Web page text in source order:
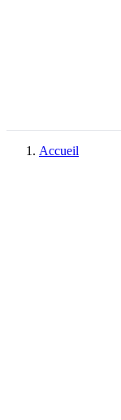
Accueil